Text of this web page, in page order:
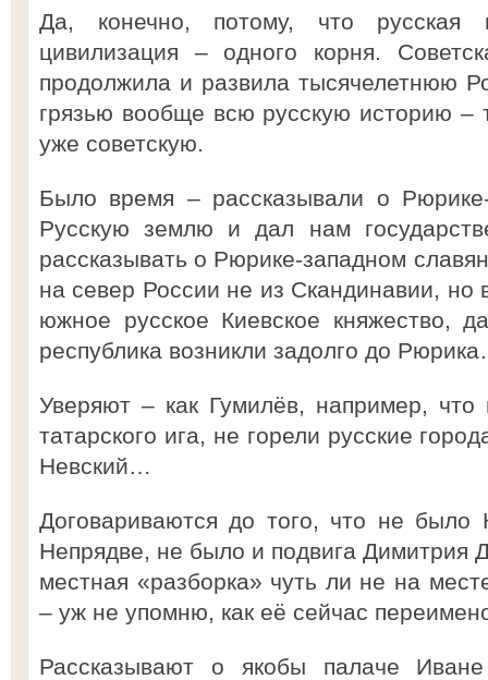
Да, конечно, потому, что русская
цивилизация – одного корня.
продолжила и развила тысячелетнюю
грязью вообще всю русскую историю –
уже советскую.
Было время – рассказывали о
Русскую землю и дал нам
рассказывать о Рюрике-западном
на север России не из Скандинавии,
южное русское Киевское княжество,
республика возникли задолго до
Уверяют – как Гумилёв, например, что
татарского ига, не горели русские
Невский…
Договариваются до того, что не было
Непрядве, не было и подвига Димитрия
местная «разборка» чуть ли не на
– уж не упомню, как её сейчас
Рассказывают о якобы палаче